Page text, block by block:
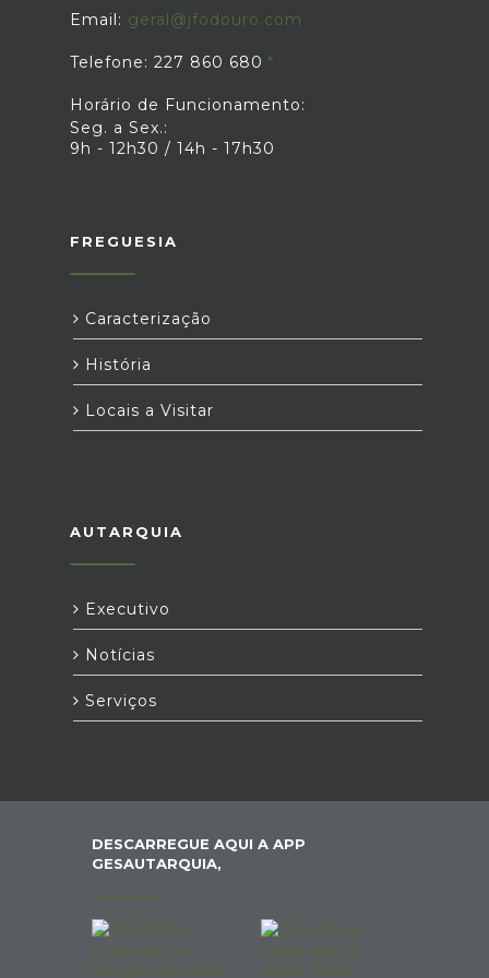
Email: geral@jfodouro.com
Telefone: 227 860 680
Horário de Funcionamento:
Seg. a Sex.:
9h - 12h30 / 14h - 17h30
FREGUESIA
Caracterização
História
Locais a Visitar
AUTARQUIA
Executivo
Notícias
Serviços
DESCARREGUE AQUI A APP
GESAUTARQUIA,